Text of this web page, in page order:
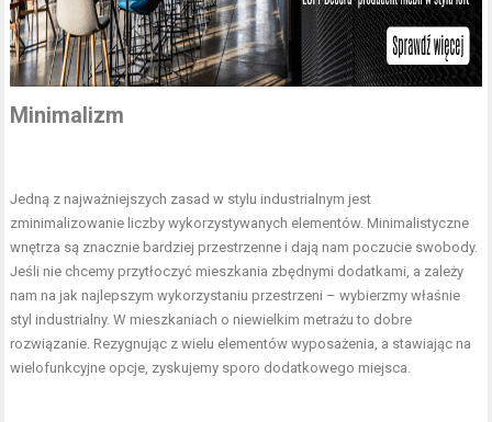
Minimalizm
Jedną z najważniejszych zasad w stylu industrialnym jest
zminimalizowanie liczby wykorzystywanych elementów. Minimalistyczne
wnętrza są znacznie bardziej przestrzenne i dają nam poczucie swobody.
Jeśli nie chcemy przytłoczyć mieszkania zbędnymi dodatkami, a zależy
nam na jak najlepszym wykorzystaniu przestrzeni – wybierzmy właśnie
styl industrialny. W mieszkaniach o niewielkim metrażu to dobre
rozwiązanie. Rezygnując z wielu elementów wyposażenia, a stawiając na
wielofunkcyjne opcje, zyskujemy sporo dodatkowego miejsca.